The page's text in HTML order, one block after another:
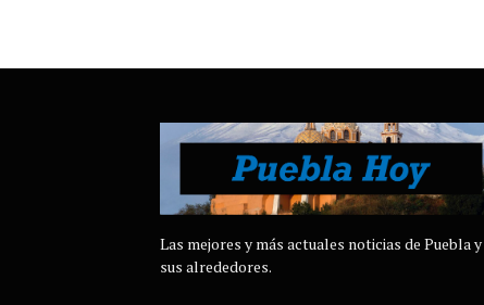
Las mejores y más actuales noticias de Puebla y
sus alrededores.